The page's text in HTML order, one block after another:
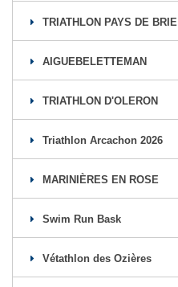
TRIATHLON PAYS DE
AIGUEBELETTEMAN
TRIATHLON D'OLERON
Triathlon Arcachon 2026
MARINIÈRES EN ROSE
Swim Run Bask
Vétathlon des Ozières